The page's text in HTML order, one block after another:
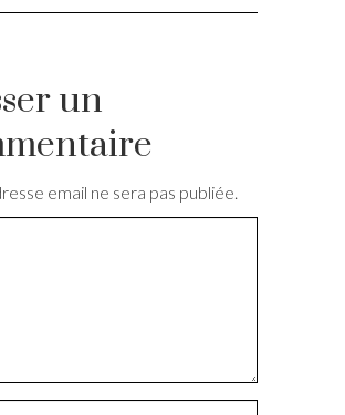
un
email ne sera pas publiée.